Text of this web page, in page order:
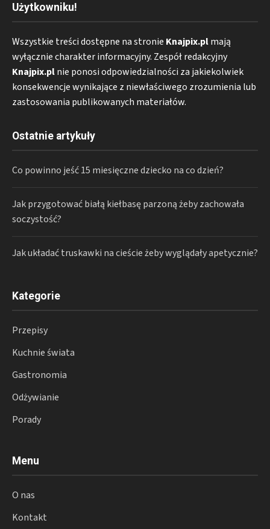
Użytkowniku!
Wszystkie treści dostępne na stronie Knajpix.plmają
wyłącznie charakter informacyjny. Zespół redakcyjny
Knajpix.plnie ponosi odpowiedzialności za jakiekolwiek
konsekwencje wynikające z niewłaściwego zrozumienia lub
zastosowania publikowanych materiałów.
Ostatnie artykuły
Co powinno jeść 15 miesięczne dziecko na co dzień?
Jak przygotować białą kiełbasę parzoną żeby zachowała
soczystość?
Jak układać truskawki na cieście żeby wyglądały apetycznie?
Kategorie
Przepisy
Kuchnie świata
Gastronomia
Odżywianie
Porady
Menu
O nas
Kontakt